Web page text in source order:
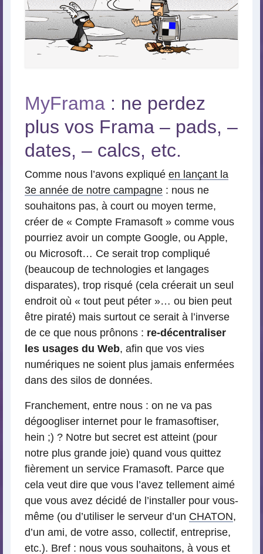
MyFrama : ne perdez
plus vos Frama – pads, –
dates, – calcs, etc.
Comme nous l’avons expliqué en lançant la
3e année de notre campagne : nous ne
souhaitons pas, à court ou moyen terme,
créer de « Compte Framasoft » comme vous
pourriez avoir un compte Google, ou Apple,
ou Microsoft… Ce serait trop compliqué
(beaucoup de technologies et langages
disparates), trop risqué (cela créerait un seul
endroit où « tout peut péter »… ou bien peut
être piraté) mais surtout ce serait à l’inverse
de ce que nous prônons : re-décentraliser
les usages du Web, afin que vos vies
numériques ne soient plus jamais enfermées
dans des silos de données.
Franchement, entre nous : on ne va pas
dégoogliser internet pour le framasoftiser,
hein ;) ? Notre but secret est atteint (pour
notre plus grande joie) quand vous quittez
fièrement un service Framasoft. Parce que
cela veut dire que vous l’avez tellement aimé
que vous avez décidé de l’installer pour vous-
même (ou d’utiliser le serveur d’un CHATON,
d’un ami, de votre asso, collectif, entreprise,
etc.). Bref : nous vous souhaitons, à vous et